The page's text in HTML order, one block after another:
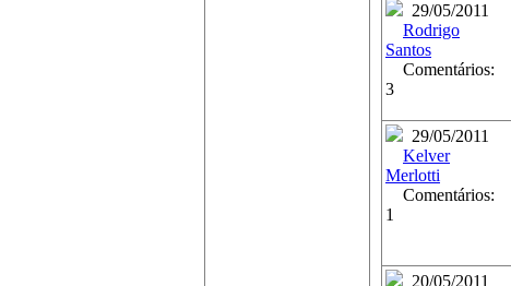
29/05/2011
Rodrigo
Santos
Comentários:
3
29/05/2011
Kelver
Merlotti
Comentários:
1
20/05/2011